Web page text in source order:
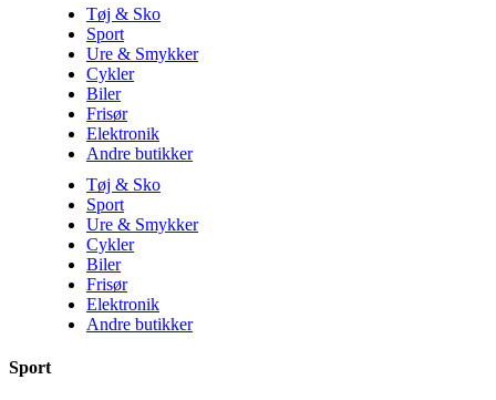
Tøj & Sko
Sport
Ure & Smykker
Cykler
Biler
Frisør
Elektronik
Andre butikker
Tøj & Sko
Sport
Ure & Smykker
Cykler
Biler
Frisør
Elektronik
Andre butikker
Sport